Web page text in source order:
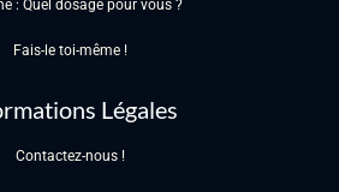
: Quel dosage pour vous ?
Fais-le toi-même !
Légales
Contactez-nous !